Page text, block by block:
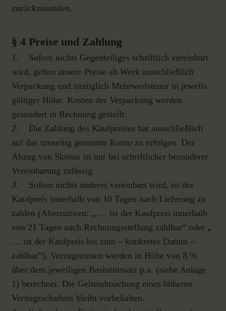
zurückzusenden.
§ 4 Preise und Zahlung
1.
Sofern nichts Gegenteiliges schriftlich vereinbart
wird, gelten unsere Preise ab Werk ausschließlich
Verpackung und zuzüglich Mehrwertsteuer in jeweils
gültiger Höhe. Kosten der Verpackung werden
gesondert in Rechnung gestellt.
2. Die Zahlung des Kaufpreises hat ausschließlich
auf das umseitig genannte Konto zu erfolgen. Der
Abzug von Skonto ist nur bei schriftlicher besonderer
Vereinbarung zulässig.
3. Sofern nichts anderes vereinbart wird, ist der
Kaufpreis innerhalb von 10 Tagen nach Lieferung zu
zahlen (Alternativen: „ … ist der Kaufpreis innerhalb
von 21 Tagen nach Rechnungsstellung zahlbar“ oder „
… ist der Kaufpreis bis zum – konkretes Datum –
zahlbar“). Verzugszinsen werden in Höhe von 8 %
über dem jeweiligen Basiszinssatz p.a. (siehe Anlage
1) berechnet. Die Geltendmachung eines höheren
Verzugsschadens bleibt vorbehalten.